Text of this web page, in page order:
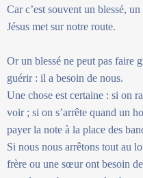
Car c’est souvent un blessé,
Jésus met sur notre route.
Or un blessé ne peut pas faire
guérir : il a besoin de nous.
Une chose est certaine : si on
voir ; si on s’arrête quand un
payer la note à la place des
Si nous nous arrêtons tout au
frère ou une sœur ont besoin